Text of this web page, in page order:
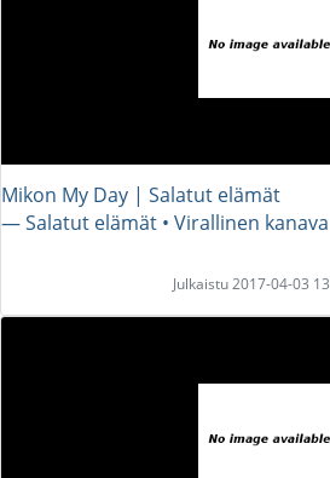
Mikon My Day | Salatut elämät
― Salatut elämät • Virallinen kanava
Julkaistu 2017-04-03